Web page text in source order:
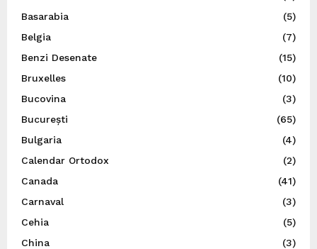
Basarabia
(5)
Belgia
(7)
Benzi Desenate
(15)
Bruxelles
(10)
Bucovina
(3)
București
(65)
Bulgaria
(4)
Calendar Ortodox
(2)
Canada
(41)
Carnaval
(3)
Cehia
(5)
China
(3)